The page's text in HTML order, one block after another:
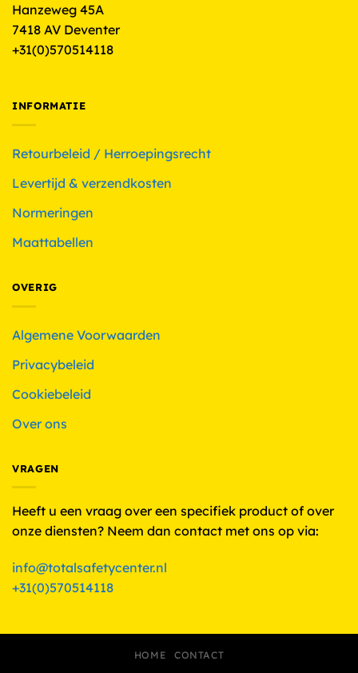
Hanzeweg 45A
7418 AV Deventer
+31(0)570514118
INFORMATIE
Retourbeleid / Herroepingsrecht
Levertijd & verzendkosten
Normeringen
Maattabellen
OVERIG
Algemene Voorwaarden
Privacybeleid
Cookiebeleid
Over ons
VRAGEN
Heeft u een vraag over een specifiek product of over
onze diensten? Neem dan contact met ons op via:
info@totalsafetycenter.nl
+31(0)570514118
HOME CONTACT